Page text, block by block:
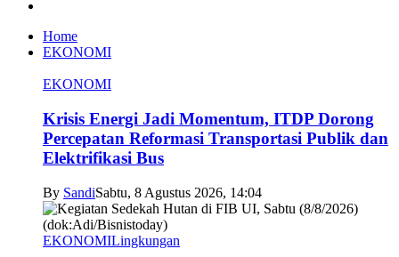
Home
EKONOMI
EKONOMI
Krisis Energi Jadi Momentum, ITDP Dorong
Percepatan Reformasi Transportasi Publik dan
Elektrifikasi Bus
By SandiSabtu, 8 Agustus 2026, 14:04
EKONOMILingkungan